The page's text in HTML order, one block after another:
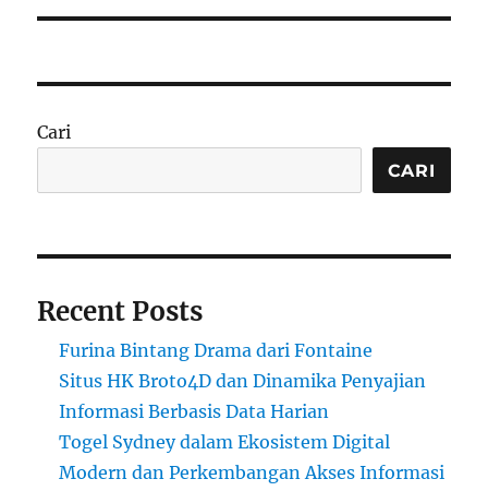
Cari
CARI
Recent Posts
Furina Bintang Drama dari Fontaine
Situs HK Broto4D dan Dinamika Penyajian
Informasi Berbasis Data Harian
Togel Sydney dalam Ekosistem Digital
Modern dan Perkembangan Akses Informasi